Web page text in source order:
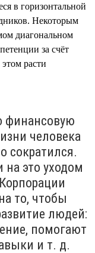
в горизонтальной
Некоторым
диагональном
за счёт
расти
финансовую
человека
сократился.
это уходом
то, чтобы
людей:
помогают
и т. д.